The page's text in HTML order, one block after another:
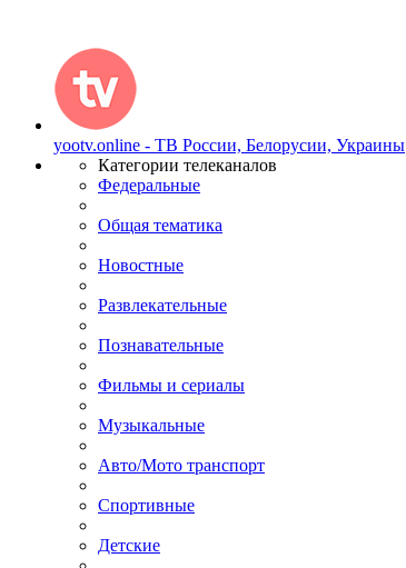
yootv.online - ТВ России, Белорусии, Украины
Категории телеканалов
Федеральные
Общая тематика
Новостные
Развлекательные
Познавательные
Фильмы и сериалы
Музыкальные
Авто/Мото транспорт
Спортивные
Детские